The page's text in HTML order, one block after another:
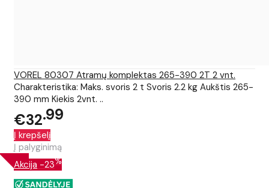
VOREL 80307 Atramų komplektas 265-390 2T 2 vnt.
Charakteristika: Maks. svoris 2 t Svoris 2.2 kg Aukštis 265-
390 mm Kiekis 2vnt. ..
€32 99
Į krepšelį
Į palyginimą
Akcija -23%